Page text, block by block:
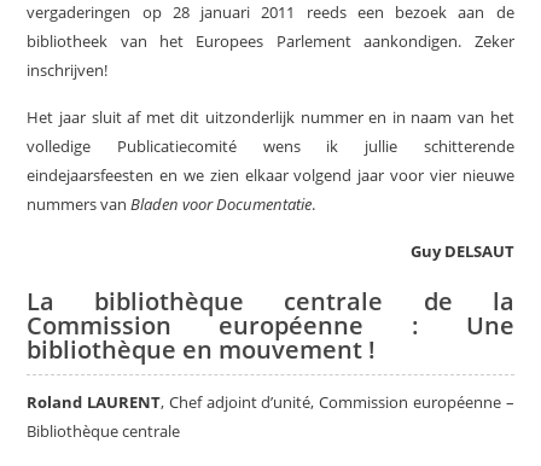
vergaderingen op 28 januari 2011 reeds een bezoek aan de
bibliotheek van het Europees Parlement aankondigen. Zeker
inschrijven!
Het jaar sluit af met dit uitzonderlijk nummer en in naam van het
volledige Publicatiecomité wens ik jullie schitterende
eindejaarsfeesten en we zien elkaar volgend jaar voor vier nieuwe
nummers vanBladen voor Documentatie.
Guy DELSAUT
La bibliothèque centrale de la
Commission européenne : Une
bibliothèque en mouvement !
Roland LAURENT, Chef adjoint d’unité, Commission européenne –
Bibliothèque centrale